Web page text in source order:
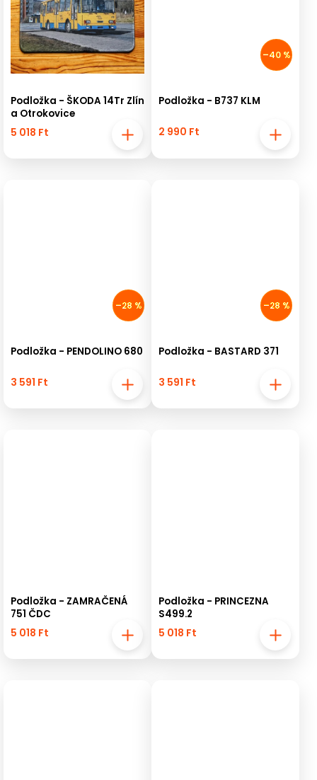
Podložka - ŠKODA 14Tr Zlín
a Otrokovice
5 018 Ft
–40 %
Podložka - B737 KLM
2 990 Ft
–28 %
Podložka - PENDOLINO 680
3 591 Ft
–28 %
Podložka - BASTARD 371
3 591 Ft
Podložka - ZAMRAČENÁ
751 ČDC
5 018 Ft
Podložka - PRINCEZNA
S499.2
5 018 Ft